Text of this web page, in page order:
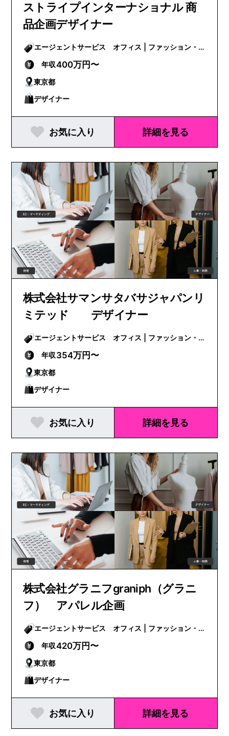
ストライプインターナショナル 商
品企画デザイナー
エージェントサービス オフィス | ファッション・
ビューティー
年収400万円〜
東京都
デザイナー
お気に入り 詳細を見る
株式会社サマンサタバサジャパンリ
ミテッド デザイナー
エージェントサービス オフィス | ファッション・
ビューティー
年収354万円〜
東京都
デザイナー
お気に入り 詳細を見る
株式会社グラニフgraniph（グラニ
フ） アパレル企画
エージェントサービス オフィス | ファッション・
ビューティー
年収420万円〜
東京都
デザイナー
お気に入り 詳細を見る